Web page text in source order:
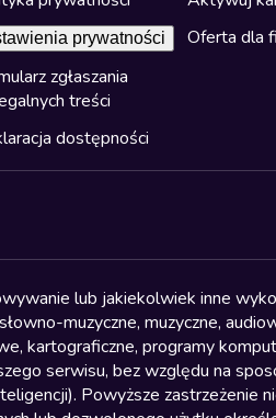
prywatności
zgłaszania
treści
dostępności
Oferta dla
lub jakiekolwiek inne
muzyczne, muzyczne,
kartograficzne, programy
serwisu, bez względu na
Powyższe